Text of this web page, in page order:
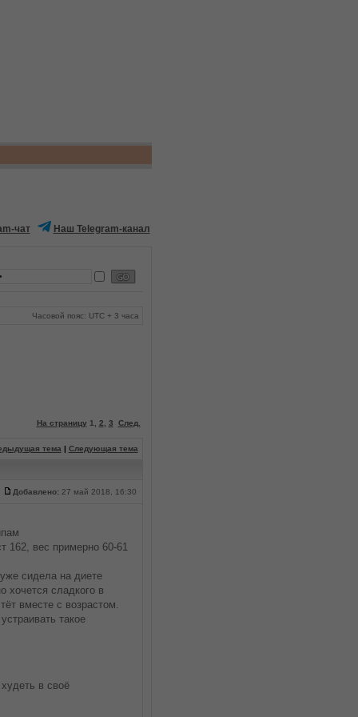
чат Наш Telegram-канал
Часовой пояс: UTC + 3 часа
На страницу 1 2 3 След.
тема | Следующая тема
Добавлено:27 май 2018, 16:30
162, вес примерно 60-61
сидела на диете
хочется сладкого в
вместе с возрастом.
такое
в своё